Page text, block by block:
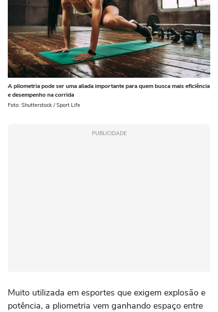
A pliometria pode ser uma aliada importante para quem busca mais eficiência
e desempenho na corrida
Foto: Shutterstock / Sport Life
PUBLICIDADE
Muito utilizada em esportes que exigem explosão e
potência, a pliometria vem ganhando espaço entre